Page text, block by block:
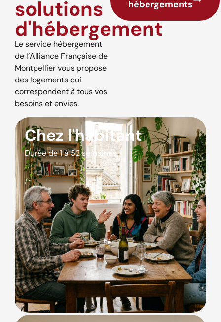
solutions
d'hébergement
Le service hébergement
de l’Alliance Française de
Montpellier vous propose
des logements qui
correspondent à tous vos
besoins et envies.
hébergements
Chez l'habitant
Durée de 1 à 52 semaines